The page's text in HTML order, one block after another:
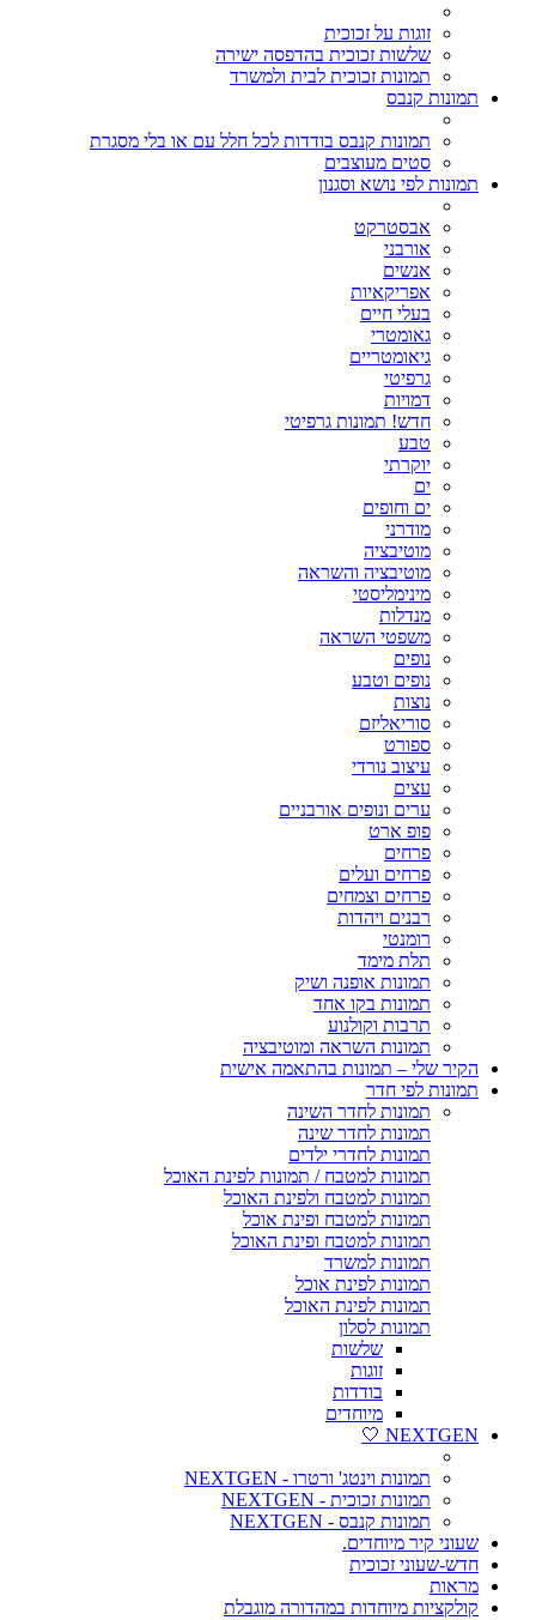
זוגות על זכוכית
שלשות זכוכית בהדפסה ישירה
תמונות זכוכית לבית ולמשרד
תמונות קנבס
תמונות קנבס בודדות לכל חלל עם או בלי מסגרת
סטים מעוצבים
תמונות לפי נושא וסגנון
אבסטרקט
אורבני
אנשים
אפריקאיות
בעלי חיים
גאומטרי
גיאומטריים
גרפיטי
דמויות
חדש! תמונות גרפיטי
טבע
יוקרתי
ים
ים וחופים
מודרני
מוטיבציה
מוטיבציה והשראה
מינימליסטי
מנדלות
משפטי השראה
נופים
נופים וטבע
נוצות
סוריאליזם
ספורט
עיצוב נורדי
עצים
ערים ונופים אורבניים
פופ ארט
פרחים
פרחים ועלים
פרחים וצמחים
רבנים ויהדות
רומנטי
תלת מימד
תמונות אופנה ושיק
תמונות בקו אחד
תרבות וקולנוע
תמונות השראה ומוטיבציה
הקיר שלי – תמונות בהתאמה אישית
תמונות לפי חדר
תמונות לחדר השינה
תמונות לחדר שינה
תמונות לחדרי ילדים
תמונות למטבח / תמונות לפינת האוכל
תמונות למטבח ולפינת האוכל
תמונות למטבח ופינת אוכל
תמונות למטבח ופינת האוכל
תמונות למשרד
תמונות לפינת אוכל
תמונות לפינת האוכל
תמונות לסלון
שלשות
זוגות
בודדות
מיוחדים
NEXTGEN 🤍
תמונות וינטג' ורטרו - NEXTGEN
תמונות זכוכית - NEXTGEN
תמונות קנבס - NEXTGEN
שעוני קיר מיוחדים.
חדש-שעוני זכוכית
מראות
קולקציות מיוחדות במהדורה מוגבלת